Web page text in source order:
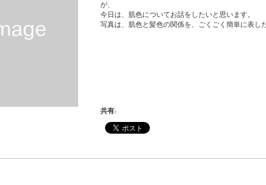
が、
今日は、肌色についてお話をしたいと思います。
写真は、肌色と髪色の関係を、ごくごく簡単に表し
共有: